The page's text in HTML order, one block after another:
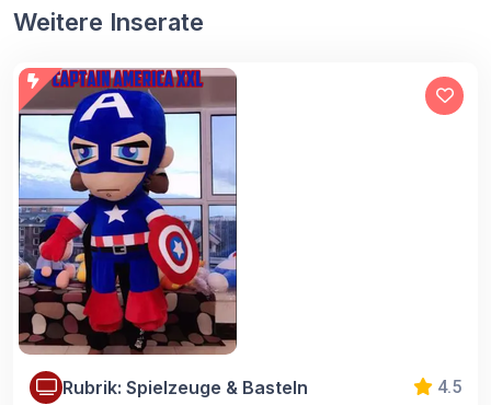
Weitere Inserate
Rubrik: Spielzeuge & Basteln 4.5